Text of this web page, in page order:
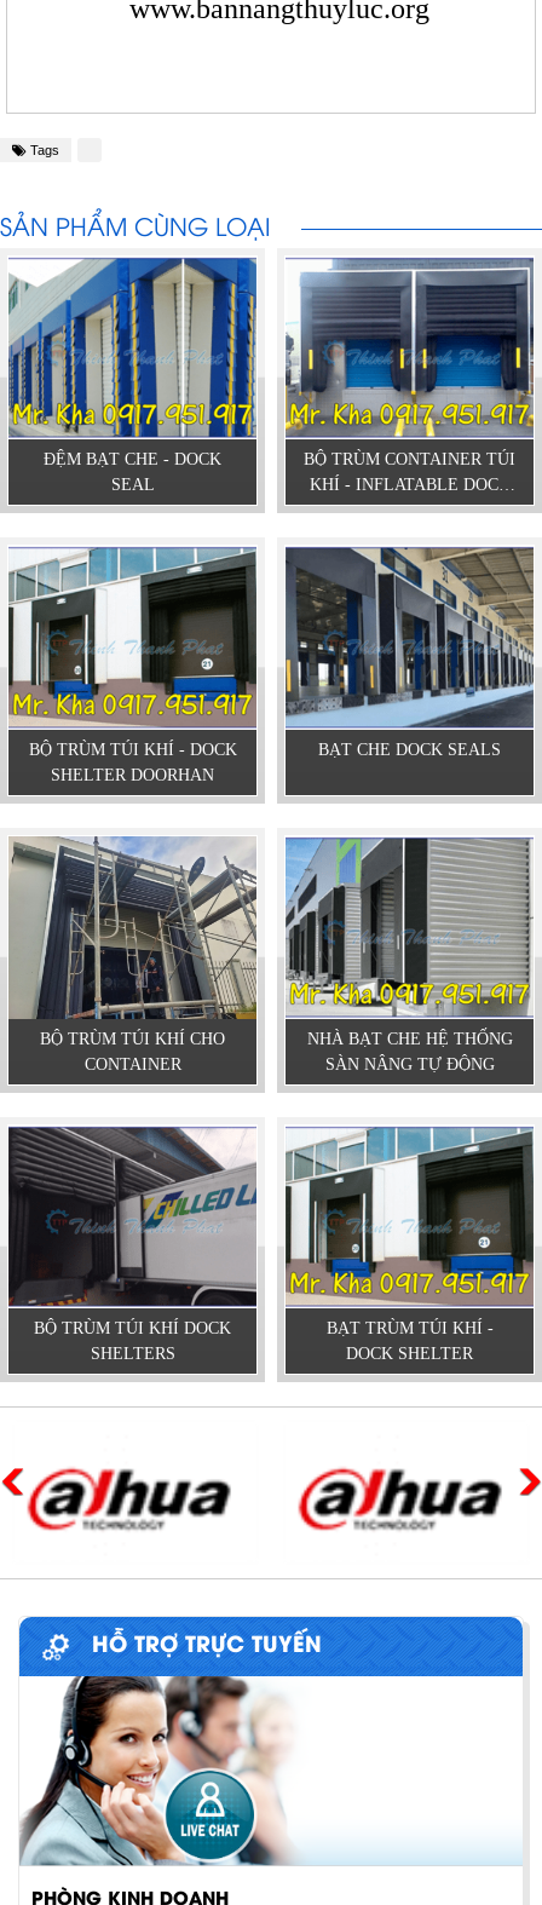
www.bannangthuyluc.org
Tags
SẢN PHẨM CÙNG LOẠI
ĐỆM BẠT CHE - DOCK
SEAL
BỘ TRÙM CONTAINER TÚI
KHÍ - INFLATABLE DOCK
SHELTER
BỘ TRÙM TÚI KHÍ - DOCK
SHELTER DOORHAN
BẠT CHE DOCK SEALS
BỘ TRÙM TÚI KHÍ CHO
CONTAINER
NHÀ BẠT CHE HỆ THỐNG
SÀN NÂNG TỰ ĐỘNG
BỘ TRÙM TÚI KHÍ DOCK
SHELTERS
BẠT TRÙM TÚI KHÍ -
DOCK SHELTER
HỖ TRỢ TRỰC TUYẾN
PHÒNG KINH DOANH